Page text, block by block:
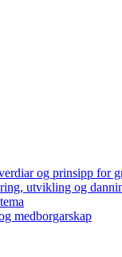
og prinsipp for
utvikling og
medborgarskap